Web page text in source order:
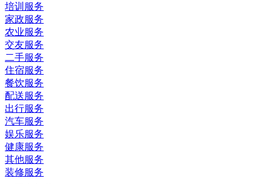
培训服务
家政服务
农业服务
交友服务
二手服务
住宿服务
餐饮服务
配送服务
出行服务
汽车服务
娱乐服务
健康服务
其他服务
装修服务